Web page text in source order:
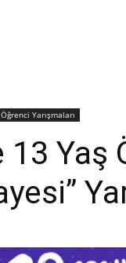
Yarışmaları
13 Yaş